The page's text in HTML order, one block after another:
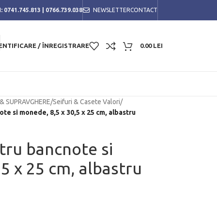
0741.745.813 0766.739.038 NEWSLETTERCONTACT
/ ÎNREGISTRARE 0.00 LEI
SUPRAVGHERE/Seifuri & Casete Valori/
si monede, 8,5 x 30,5 x 25 cm, albastru
bancnote si
x 25 cm, albastru